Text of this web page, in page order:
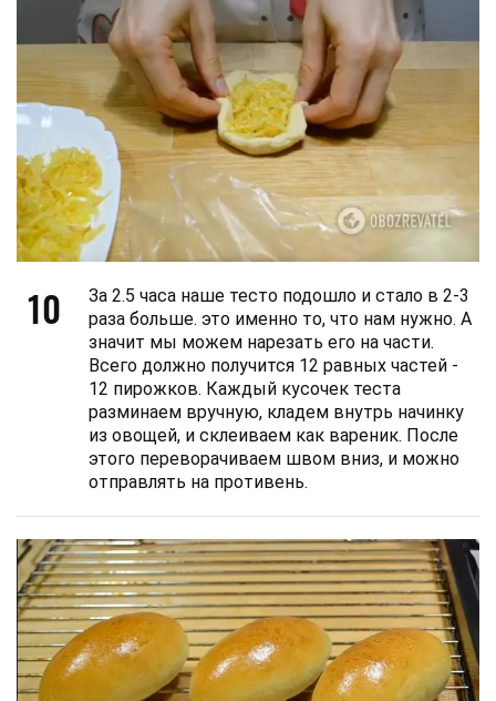
10
За 2.5 часа наше тесто подошло и стало в 2-3
раза больше. это именно то, что нам нужно. А
значит мы можем нарезать его на части.
Всего должно получится 12 равных частей -
12 пирожков. Каждый кусочек теста
разминаем вручную, кладем внутрь начинку
из овощей, и склеиваем как вареник. После
этого переворачиваем швом вниз, и можно
отправлять на противень.